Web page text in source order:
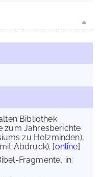
Bibliothek
zum Jahresberichte
zu Holzminden),
Abdruck). [online]
Fragmente', in: